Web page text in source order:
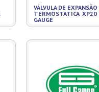
VÁLVULA DE EXPANSÃO
TERMOSTÁTICA XP20
GAUGE